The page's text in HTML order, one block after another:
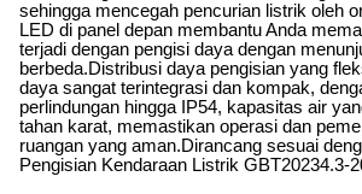
sehingga mencegah pencurian listrik oleh
LED di panel depan membantu Anda
terjadi dengan pengisi daya dengan
berbeda.Distribusi daya pengisian yang
daya sangat terintegrasi dan kompak,
perlindungan hingga IP54, kapasitas air
tahan karat, memastikan operasi dan
ruangan yang aman.Dirancang sesuai
Pengisian Kendaraan Listrik GBT20234.3-